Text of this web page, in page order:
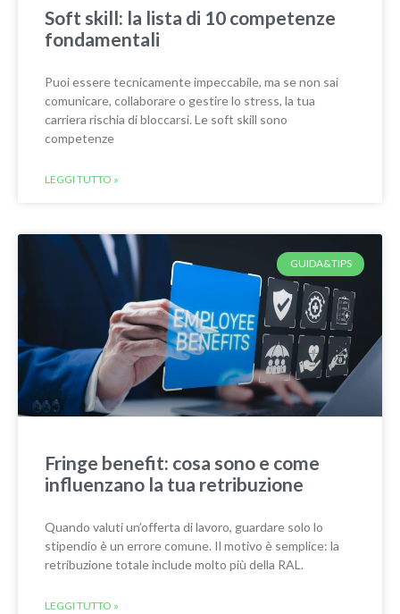
Soft skill: la lista di 10 competenze
fondamentali
Puoi essere tecnicamente impeccabile, ma se non sai
comunicare, collaborare o gestire lo stress, la tua
carriera rischia di bloccarsi. Le soft skill sono
competenze
LEGGI TUTTO »
GUIDA&TIPS
Fringe benefit: cosa sono e come
influenzano la tua retribuzione
Quando valuti un’offerta di lavoro, guardare solo lo
stipendio è un errore comune. Il motivo è semplice: la
retribuzione totale include molto più della RAL.
LEGGI TUTTO »